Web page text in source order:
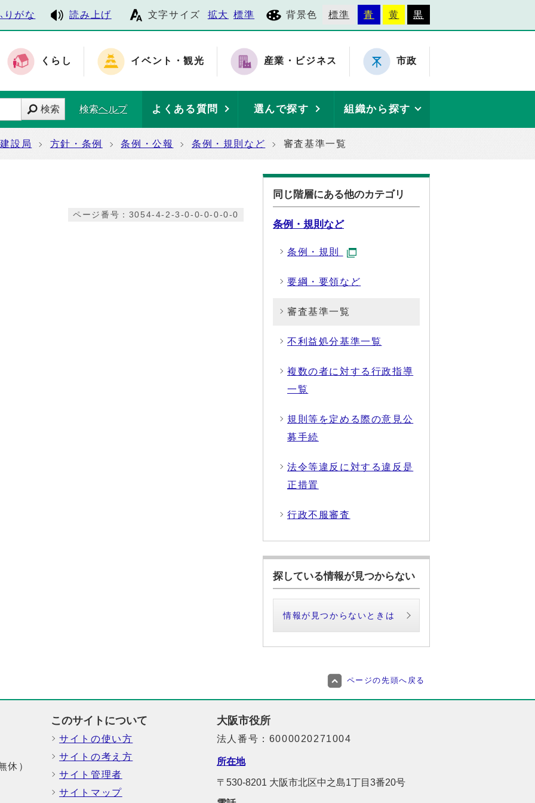
りがな 読み上げ 文字サイズ 拡大 標準 背景色 標準 青 黄 黒
くらし イベント・観光 産業・ビジネス 市政
検索 検索ヘルプ よくある質問 選んで探す 組織から探す
建設局 方針・条例 条例・公報 条例・規則など 審査基準一覧
ページ番号：3054-4-2-3-0-0-0-0-0-0
同じ階層にある他のカテゴリ
条例・規則など
条例・規則
要綱・要領など
審査基準一覧
不利益処分基準一覧
複数の者に対する行政指導
一覧
規則等を定める際の意見公
募手続
法令等違反に対する違反是
正措置
行政不服審査
探している情報が見つからない
情報が見つからないときは
ページの先頭へ戻る
休）
このサイトについて
サイトの使い方
サイトの考え方
サイト管理者
サイトマップ
大阪市役所
法人番号：6000020271004
所在地
〒530-8201 大阪市北区中之島1丁目3番20号